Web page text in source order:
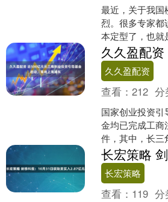
最近，关于我
烈。很多专家都
本定型了，也就
场不会再像以前
幅度下跌。这个
久久盈配资
查看：212 分
国家创业投资引
金均已完成工商
件，其中，长三
列，成为落实长
图的重要载体。
长宏策略
查看： 119 分